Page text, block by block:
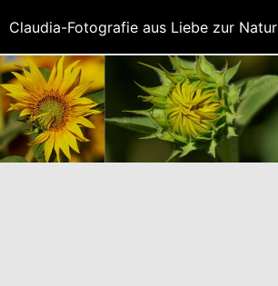
Claudia-Fotografie aus Liebe zur Natur